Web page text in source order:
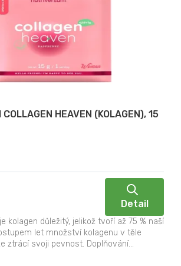
HEAVEN (KOLAGEN), 15
Detail
kolagen důležitý, jelikož tvoří až 75 % naší
let množství kolagenu v těle
ztrácí svoji pevnost. Doplňování...